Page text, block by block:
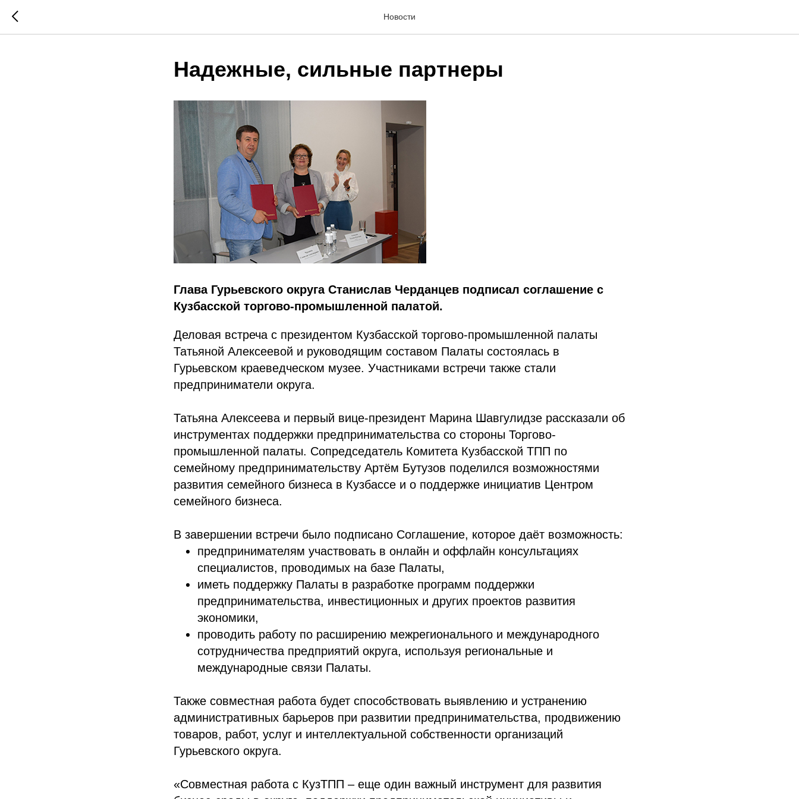
Новости
Надежные, сильные партнеры
Глава Гурьевского округа Станислав Черданцев подписал соглашение с
Кузбасской торгово-промышленной палатой.
Деловая встреча с президентом Кузбасской торгово-промышленной палаты
Татьяной Алексеевой и руководящим составом Палаты состоялась в
Гурьевском краеведческом музее. Участниками встречи также стали
предприниматели округа.
Татьяна Алексеева и первый вице-президент Марина Шавгулидзе рассказали об
инструментах поддержки предпринимательства со стороны Торгово-
промышленной палаты. Сопредседатель Комитета Кузбасской ТПП по
семейному предпринимательству Артём Бутузов поделился возможностями
развития семейного бизнеса в Кузбассе и о поддержке инициатив Центром
семейного бизнеса.
В завершении встречи было подписано Соглашение, которое даёт возможность:
предпринимателям участвовать в онлайн и оффлайн консультациях
специалистов, проводимых на базе Палаты,
иметь поддержку Палаты в разработке программ поддержки
предпринимательства, инвестиционных и других проектов развития
экономики,
проводить работу по расширению межрегионального и международного
сотрудничества предприятий округа, используя региональные и
международные связи Палаты.
Также совместная работа будет способствовать выявлению и устранению
административных барьеров при развитии предпринимательства, продвижению
товаров, работ, услуг и интеллектуальной собственности организаций
Гурьевского округа.
«Совместная работа с КузТПП – еще один важный инструмент для развития